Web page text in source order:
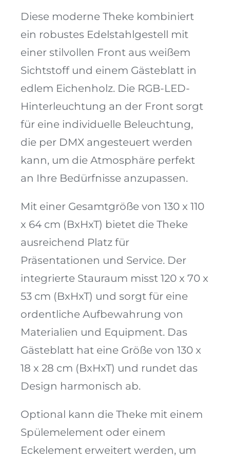
Diese moderne Theke kombiniert
ein robustes Edelstahlgestell mit
einer stilvollen Front aus weißem
Sichtstoff und einem Gästeblatt in
edlem Eichenholz. Die RGB-LED-
Hinterleuchtung an der Front sorgt
für eine individuelle Beleuchtung,
die per DMX angesteuert werden
kann, um die Atmosphäre perfekt
an Ihre Bedürfnisse anzupassen.
Mit einer Gesamtgröße von 130 x 110
x 64 cm (BxHxT) bietet die Theke
ausreichend Platz für
Präsentationen und Service. Der
integrierte Stauraum misst 120 x 70 x
53 cm (BxHxT) und sorgt für eine
ordentliche Aufbewahrung von
Materialien und Equipment. Das
Gästeblatt hat eine Größe von 130 x
18 x 28 cm (BxHxT) und rundet das
Design harmonisch ab.
Optional kann die Theke mit einem
Spülemelement oder einem
Eckelement erweitert werden, um